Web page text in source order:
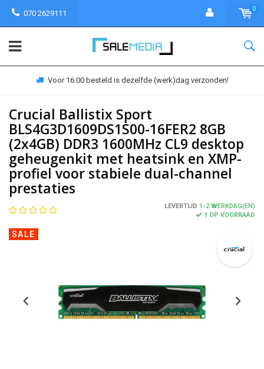
070 2629111
0
Voor 16:00 besteld is dezelfde (werk)dag verzonden!
Crucial Ballistix Sport
BLS4G3D1609DS1S00-16FER2 8GB
(2x4GB) DDR3 1600MHz CL9 desktop
geheugenkit met heatsink en XMP-
profiel voor stabiele dual-channel
prestaties
LEVERTIJD 1-2 WERKDAG(EN)
1 OP VOORRAAD
SALE